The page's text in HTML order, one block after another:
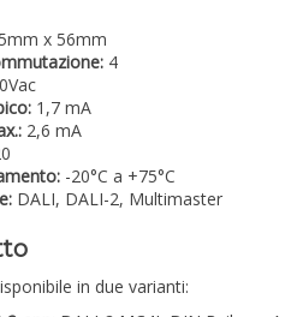
x 56mm
4
1,7 mA
2,6 mA
-20°C a +75°C
DALI, DALI-2, Multimaster
in due varianti: